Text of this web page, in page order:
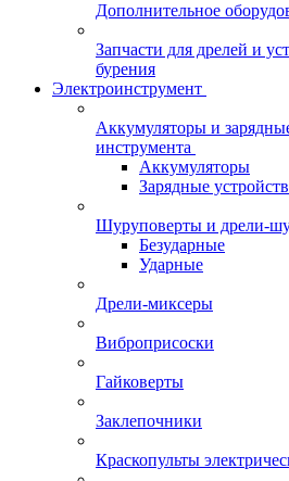
Дополнительное
Запчасти для дрелей и
бурения
Электроинструмент
Аккумуляторы и
инструмента
Аккумуляторы
Зарядные
Шуруповерты и дрели-
Безударные
Ударные
Дрели-миксеры
Виброприсоски
Гайковерты
Заклепочники
Краскопульты